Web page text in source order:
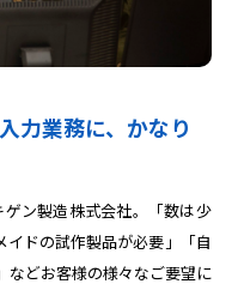
力業務に、かなり
ン製造株式会社。「数は少
ドの試作製品が必要」「自
などお客様の様々なご要望に